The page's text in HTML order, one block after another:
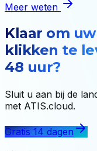
Meer weten
Klaar om
klikken te
48 uur?
Sluit u aan bij de
met ATIS.cloud.
Gratis 14 dagen